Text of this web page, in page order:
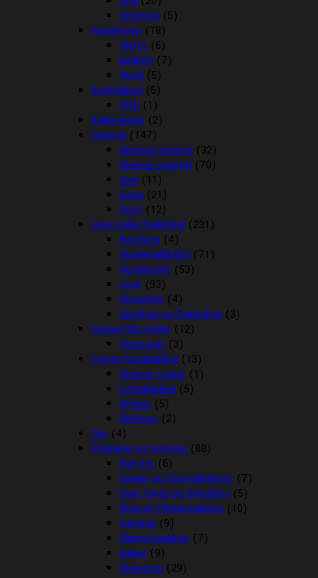
Underlag (5)
Hundetegn (18)
Hjerte (6)
kødben (7)
Rund (5)
Kosttilskud (5)
CBD (1)
Kølemåtter (2)
Legetøj (147)
Aktivitet legetøj (32)
Diverse Legetøj (70)
Kiwi (11)
Kong (21)
Petit (12)
Liner/seler/halsbånd (231)
Bandana (4)
Hundehalsbånd (71)
Hundeseler (53)
Liner (93)
Showliner (4)
Sporliner og Opbinding (3)
Loppe/flåt midler (12)
Vetocanis (3)
Lygter/lyshalsbånd (13)
Diverse Lygter (1)
Lyshalsbånd (5)
Orbiloc (5)
Reflexer (2)
Olie (4)
Pelspleje og trimning (88)
Børster (6)
Carder og Gummibørster (7)
Coat Kings og Shedders (5)
Diverse Plejeprodukter (10)
Kamme (9)
Klippemaskiner (7)
Sakse (9)
Shampoo (29)